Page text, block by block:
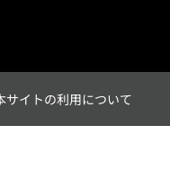
サイトの利用について